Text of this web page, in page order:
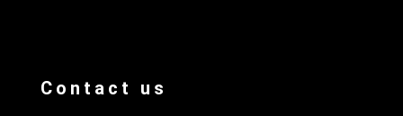
Contact us